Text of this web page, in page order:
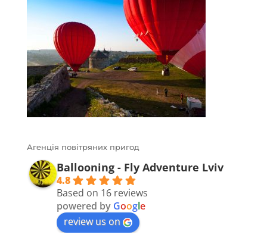
Агенція повітряних пригод
Ballooning - Fly Adventure Lviv
4.8
Based on 16 reviews
powered by Google
review us on